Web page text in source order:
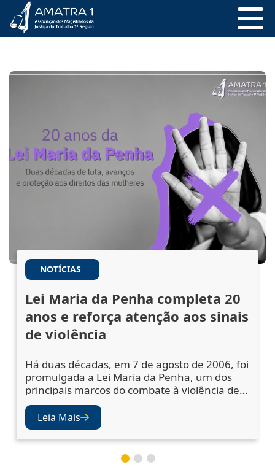
NOTÍCIAS
Lei Maria da Penha completa 20
anos e reforça atenção aos sinais
de violência
Há duas décadas, em 7 de agosto de 2006, foi
promulgada a Lei Maria da Penha, um dos
principais marcos do combate à violência de
gênero no Brasil. A legislação ampliou os
mecanismos de prevenção, acolhimento das
vítimas e punição dos agressores, mas
também abriu os olhos da sociedade e das
instituições para a importância de se atentar
aos sinais de violência. Juízes e desembargad
Leia Mais